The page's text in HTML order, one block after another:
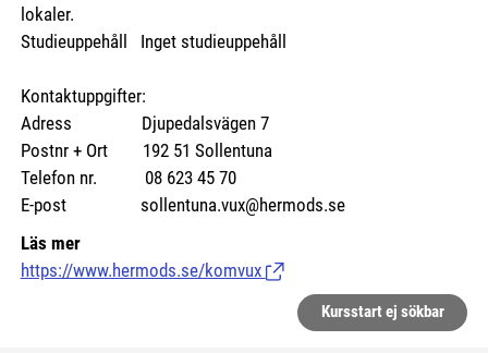
lokaler.
Studieuppehåll Inget studieuppehåll
Kontaktuppgifter:
Adress Djupedalsvägen 7
Postnr + Ort 192 51 Sollentuna
Telefon nr. 08 623 45 70
E-post sollentuna.vux@hermods.se
Läs mer
https://www.hermods.se/komvux (Länk till extern sida.)
Kursstart ej sökbar